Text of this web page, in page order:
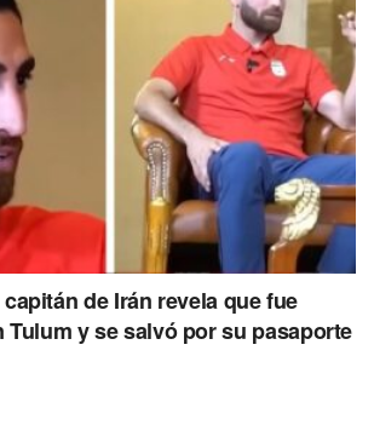
de Irán revela que fue
Tulum y se salvó por su pasaporte